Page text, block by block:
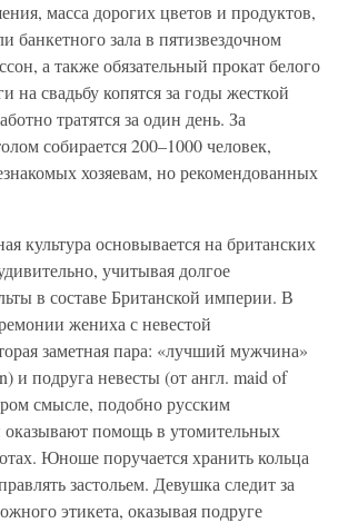
масса дорогих цветов и продуктов,
банкетного зала в пятизвездочном
а также обязательный прокат белого
на свадьбу копятся за годы жесткой
тратятся за один день. За
собирается 200–1000 человек,
хозяевам, но рекомендованных
культура основывается на британских
учитывая долгое
в составе Британской империи. В
жениха с невестой
заметная пара: «лучший мужчина»
и подруга невесты (от англ. maid of
смысле, подобно русским
оказывают помощь в утомительных
Юноше поручается хранить кольца
застольем. Девушка следит за
этикета, оказывая подруге